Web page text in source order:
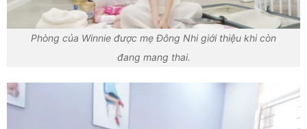
Phòng của Winnie được mẹ Đông Nhi giới thiệu khi còn
đang mang thai.